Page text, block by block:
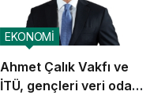
Ahmet Çalık Vakfı ve
İTÜ, gençleri veri odaklı
EKONOMİ